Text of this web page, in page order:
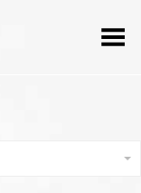
Menü umschalten